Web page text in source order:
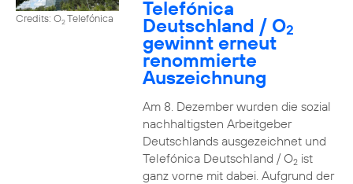
Credits: O2Telefónica Telefónica
Deutschland / O2
gewinnt erneut
renommierte
Auszeichnung
Am 8. Dezember wurden die sozial
nachhaltigsten Arbeitgeber
Deutschlands ausgezeichnet und
Telefónica Deutschland / O2ist
ganz vorne mit dabei. Aufgrund der